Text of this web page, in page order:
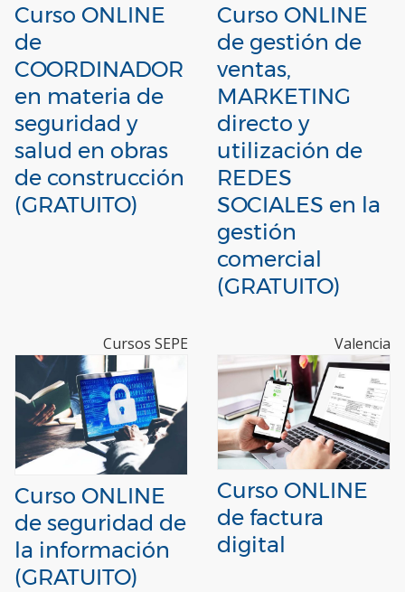
Curso ONLINE
de
COORDINADOR
en materia de
seguridad y
salud en obras
de construcción
(GRATUITO)
Curso ONLINE
de gestión de
ventas,
MARKETING
directo y
utilización de
REDES
SOCIALES en la
gestión
comercial
(GRATUITO)
Cursos SEPE
Curso ONLINE
de seguridad de
la información
(GRATUITO)
Valencia
Curso ONLINE
de factura
digital